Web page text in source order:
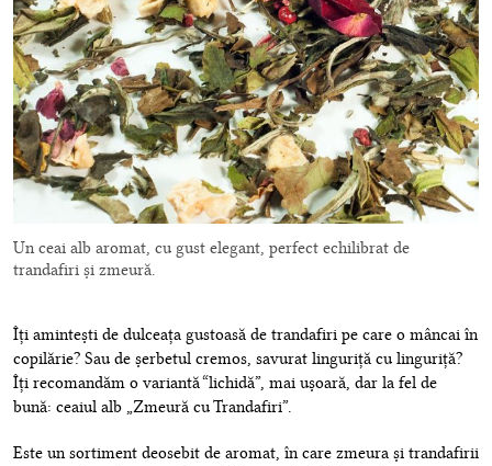
Un ceai alb aromat, cu gust elegant, perfect echilibrat de
trandafiri și zmeură.
Îți amintești de dulceața gustoasă de trandafiri pe care o mâncai în
copilărie? Sau de șerbetul cremos, savurat linguriță cu linguriță?
Îți recomandăm o variantă “lichidă”, mai ușoară, dar la fel de
bună: ceaiul alb „Zmeură cu Trandafiri”.
Este un sortiment deosebit de aromat, în care zmeura și trandafirii